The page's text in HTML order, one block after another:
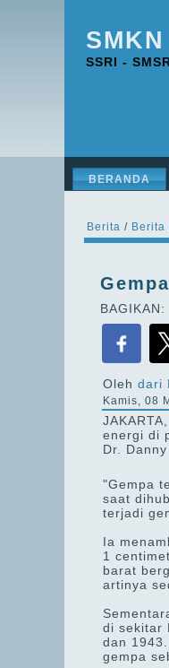
SSRI -
BERANDA
Berita / Berita
BAGIKAN:
Oleh dari
Kamis, 08
energi di
Dr.
"Gempa
saat
terjadi
Ia
1
barat
artinya
di sekitar
dan
gempa